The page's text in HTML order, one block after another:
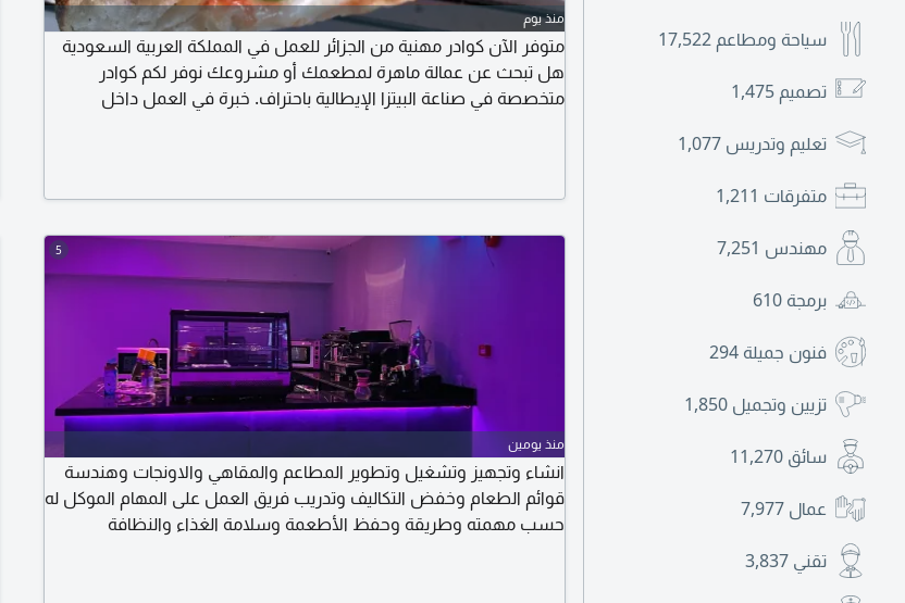
سياحة ومطاعم 17,522
تصميم 1,475
تعليم وتدريس 1,077
متفرقات 1,211
مهندس 7,251
برمجة 610
فنون جميلة 294
تزيين وتجميل 1,850
سائق 11,270
عمال 7,977
تقني 3,837
منذ يوم
متوفر الآن كوادر مهنية من الجزائر للعمل في المملكة العربية السعودية
هل تبحث عن عمالة ماهرة لمطعمك أو مشروعك نوفر لكم كوادر
متخصصة في صناعة البيتزا الإيطالية باحتراف. خبرة في العمل داخل
مراسلتنا عبر الخاص
5
منذ يومين
انشاء وتجهيز وتشغيل وتطوير المطاعم والمقاهي والاونجات وهندسة
قوائم الطعام وخفض التكاليف وتدريب فريق العمل على المهام الموكل له
حسب مهمته وطريقة وحفظ الأطعمة وسلامة الغذاء والنظافة